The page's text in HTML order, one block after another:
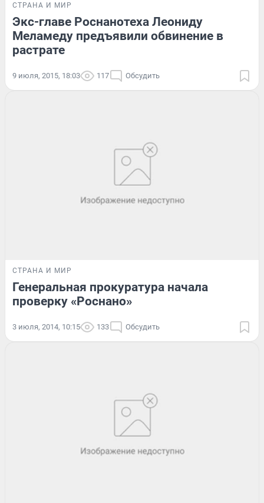
СТРАНА И МИР
Экс-главе Роснанотеха Леониду
Меламеду предъявили обвинение в
растрате
9 июля, 2015, 18:03 117 Обсудить
СТРАНА И МИР
Генеральная прокуратура начала
проверку «Роснано»
3 июля, 2014, 10:15 133 Обсудить